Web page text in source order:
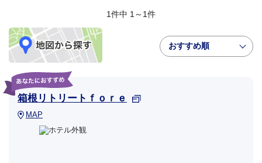
1件中 1～1件
おすすめ順
箱根リトリートｆｏｒｅ
MAP